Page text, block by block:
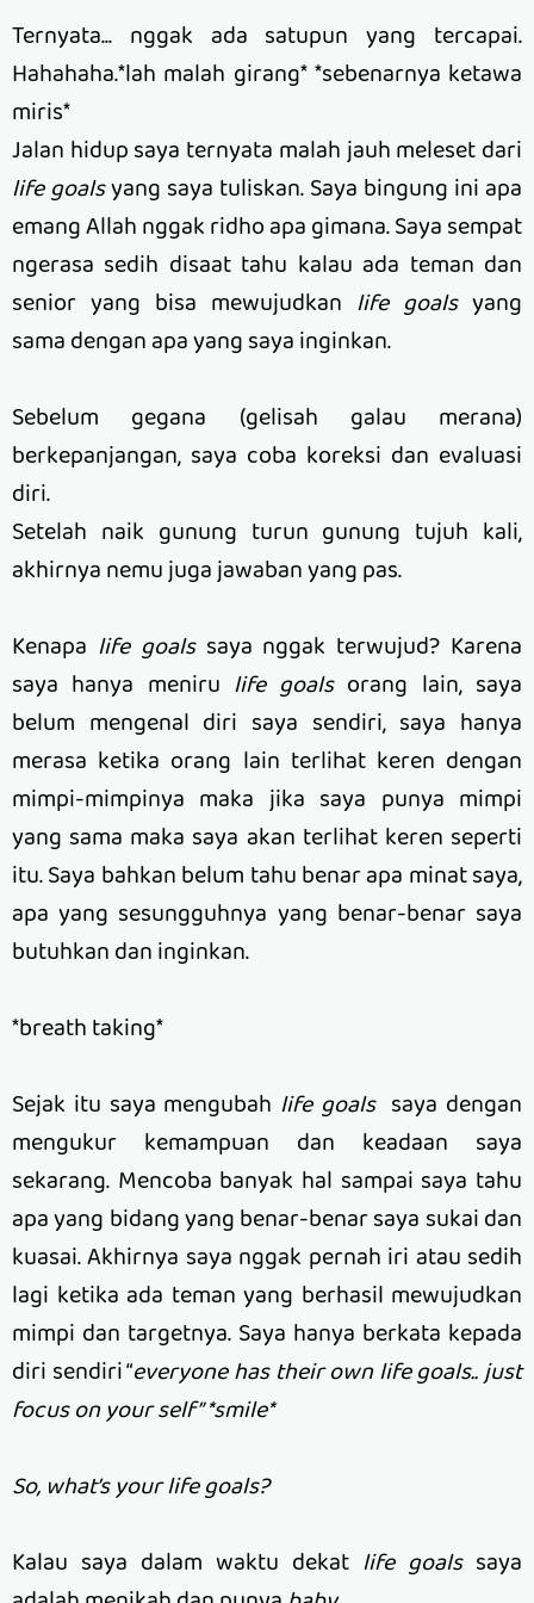
Ternyata... nggak ada satupun yang tercapai.
Hahahaha.*lah malah girang* *sebenarnya ketawa
miris*
Jalan hidup saya ternyata malah jauh meleset dari
life goalsyang saya tuliskan. Saya bingung ini apa
emang Allah nggak ridho apa gimana. Saya sempat
ngerasa sedih disaat tahu kalau ada teman dan
senior yang bisa mewujudkan life goals yang
sama dengan apa yang saya inginkan.
Sebelum gegana (gelisah galau merana)
berkepanjangan, saya coba koreksi dan evaluasi
diri.
Setelah naik gunung turun gunung tujuh kali,
akhirnya nemu juga jawaban yang pas.
Kenapa life goalssaya nggak terwujud? Karena
saya hanya meniru life goalsorang lain, saya
belum mengenal diri saya sendiri, saya hanya
merasa ketika orang lain terlihat keren dengan
mimpi-mimpinya maka jika saya punya mimpi
yang sama maka saya akan terlihat keren seperti
itu. Saya bahkan belum tahu benar apa minat saya,
apa yang sesungguhnya yang benar-benar saya
butuhkan dan inginkan.
*breath taking*
Sejak itu saya mengubah life goals saya dengan
mengukur kemampuan dan keadaan saya
sekarang. Mencoba banyak hal sampai saya tahu
apa yang bidang yang benar-benar saya sukai dan
kuasai. Akhirnya saya nggak pernah iri atau sedih
lagi ketika ada teman yang berhasil mewujudkan
mimpi dan targetnya. Saya hanya berkata kepada
diri sendiri “everyone has their own life goals.. just
focus on your self” *smile*
So, what’s your life goals?
Kalau saya dalam waktu dekat life goalssaya